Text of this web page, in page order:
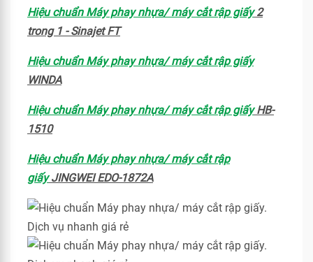
Hiệu chuẩn Máy phay nhựa/ máy cắt rập giấy2
trong 1 - Sinajet FT
Hiệu chuẩn Máy phay nhựa/ máy cắt rập giấy
WINDA
Hiệu chuẩn Máy phay nhựa/ máy cắt rập giấyHB-
1510
Hiệu chuẩn Máy phay nhựa/ máy cắt rập
giấyJINGWEI EDO-1872A